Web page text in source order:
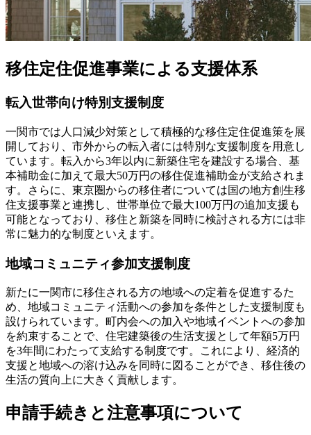
移住定住促進事業による支援体系
転入世帯向け特別支援制度
一関市では人口減少対策として積極的な移住定住促進策を展
開しており、市外からの転入者には特別な支援制度を用意し
ています。転入から3年以内に新築住宅を建設する場合、基
本補助金に加えて最大50万円の移住促進補助金が支給されま
す。さらに、東京圏からの移住者については国の地方創生移
住支援事業と連携し、世帯単位で最大100万円の追加支援も
可能となっており、移住と新築を同時に検討される方には非
常に魅力的な制度といえます。
地域コミュニティ参加支援制度
新たに一関市に移住される方の地域への定着を促進するた
め、地域コミュニティ活動への参加を条件とした支援制度も
設けられています。町内会への加入や地域イベントへの参加
を約束することで、住宅建築後の生活支援として年額5万円
を3年間にわたって支給する制度です。これにより、経済的
支援と地域への溶け込みを同時に図ることができ、移住後の
生活の質向上に大きく貢献します。
申請手続きと注意事項について